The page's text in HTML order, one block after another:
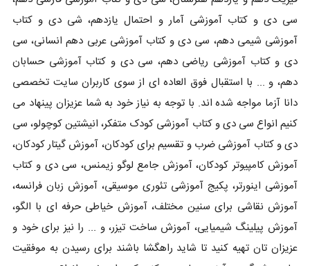
سی دی و کتاب آموزشی آمار و احتمال یازدهم، شی دی و کتاب
آموزشی شیمی دهم، سی دی و کتاب آموزشی عربی دهم انسانی، سی
دی و کتاب آموزشی ریاضی دهم، سی دی و کتاب آموزشی حسابان
دهم، و ... با استقبال فوق العاده ای از سوی کاربران سایت تخصصی
دانا آزما مواجه شده اند. با توجه به نیاز خود به شما عزیزان پینهاد می
کنیم انواع سی دی و کتاب آموزشی کودک متفکر، انیشتین کوچولو، سی
دی و کتاب آموزشی ضرب و تقسیم برای کودکان، آموزش گیتار کودکان،
آموزش کامپیوتر کودکان، آموزش جامع لوگو زیمنس، سی دی و کتاب
آموزشی اینورتر، پکیج آموزشی تئوری موسیقی، آموزش زبان فرانسه،
آموزش نقاشی برای سنین مختلف، آموزش خیاطی حرفه ای با الگو،
آموزش پیلینگ شیمیایی، آموزش ساخت تیزر، و ... را نیز برای خود و
عزیزان تان تهیه کنید تا شاید راهگشا باشند برای رسیدن به موفقیت